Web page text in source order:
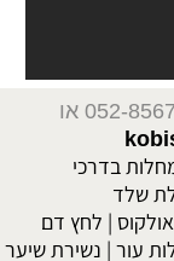
או
בדרכי
שלד
אולקוס | לחץ דם
עור | נשירת שיער